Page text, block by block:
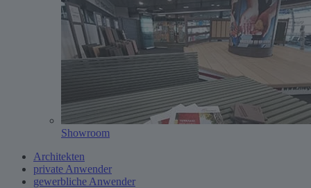
Showroom
Architekten
private Anwender
gewerbliche Anwender